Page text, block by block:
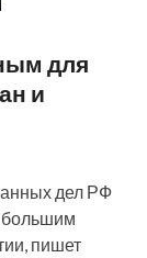
для
и
дел РФ
большим
пишет